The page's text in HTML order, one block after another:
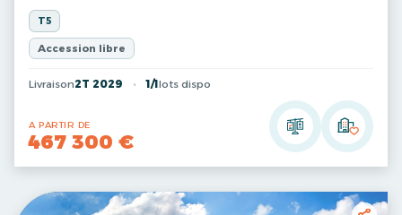
T5
Accession libre
Livraison2T 2029 1/1 lots dispo
A PARTIR DE
467 300 €